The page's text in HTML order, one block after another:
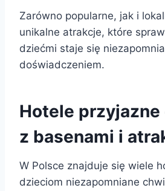
Zarówno popularne, jak i
unikalne atrakcje, które
dziećmi staje się
doświadczeniem.
Hotele
z basenami i
W Polsce znajduje się wiele
dzieciom niezapomniane